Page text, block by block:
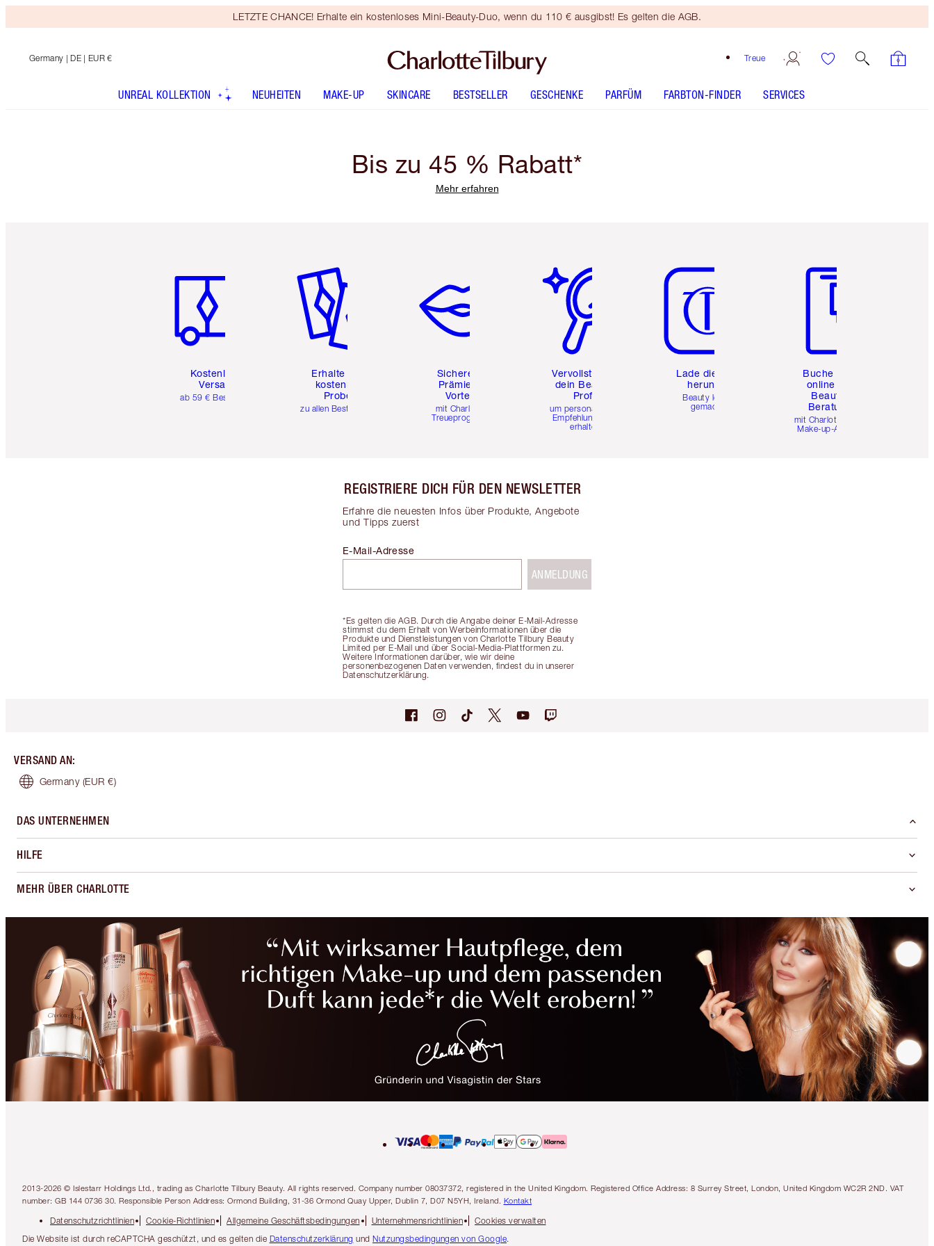
LETZTE CHANCE! Erhalte ein kostenloses Mini-Beauty-Duo, wenn du 110 € ausgibst! Es gelten die AGB.
Treue
Germany | DE | EUR €
UNREAL KOLLEKTION NEUHEITEN MAKE-UP SKINCARE BESTSELLER GESCHENKE PARFÜM FARBTON-FINDER SERVICES
Bis zu 45 % Rabatt*
Mehr erfahren
Kostenloser
Versand
ab 59 € Bestellwert
Erhalte zwei
kostenlose
Proben
zu allen Bestellungen
Sichere dir
Prämien &
Vorteile
mit Charlottes
Treueprogramm
Vervollständige
dein Beauty-
Profil
um personalisierte
Empfehlungen zu
erhalten
Lade die App
herunter
Beauty leicht
gemacht
Buche eine
online 1:1
Beauty-
Beratung
mit Charlottes Pro
Make-up-Artists.
REGISTRIERE DICH FÜR DEN NEWSLETTER
Erfahre die neuesten Infos über Produkte, Angebote
und Tipps zuerst
*Es gelten die AGB. Durch die Angabe deiner E-Mail-Adresse
stimmst du dem Erhalt von Werbeinformationen über die
Produkte und Dienstleistungen von Charlotte Tilbury Beauty
Limited per E-Mail und über Social-Media-Plattformen zu.
Weitere Informationen darüber, wie wir deine
personenbezogenen Daten verwenden, findest du in unserer
Datenschutzerklärung.
E-Mail-Adresse
ANMELDUNG
VERSAND AN:
Germany (EUR €)
DAS UNTERNEHMEN
HILFE
MEHR ÜBER CHARLOTTE
2013-2026 © Islestarr Holdings Ltd., trading as Charlotte Tilbury Beauty. All rights reserved. Company number 08037372, registered in the United Kingdom. Registered Office Address: 8 Surrey Street, London, United Kingdom WC2R 2ND. VAT
number: GB 144 0736 30. Responsible Person Address: Ormond Building, 31-36 Ormond Quay Upper, Dublin 7, D07 N5YH, Ireland. Kontakt
Datenschutzrichtlinien Cookie-Richtlinien Allgemeine Geschäftsbedingungen Unternehmensrichtlinien
Cookies verwalten
Die Website ist durch reCAPTCHA geschützt, und es gelten die Datenschutzerklärung und Nutzungsbedingungen von Google.